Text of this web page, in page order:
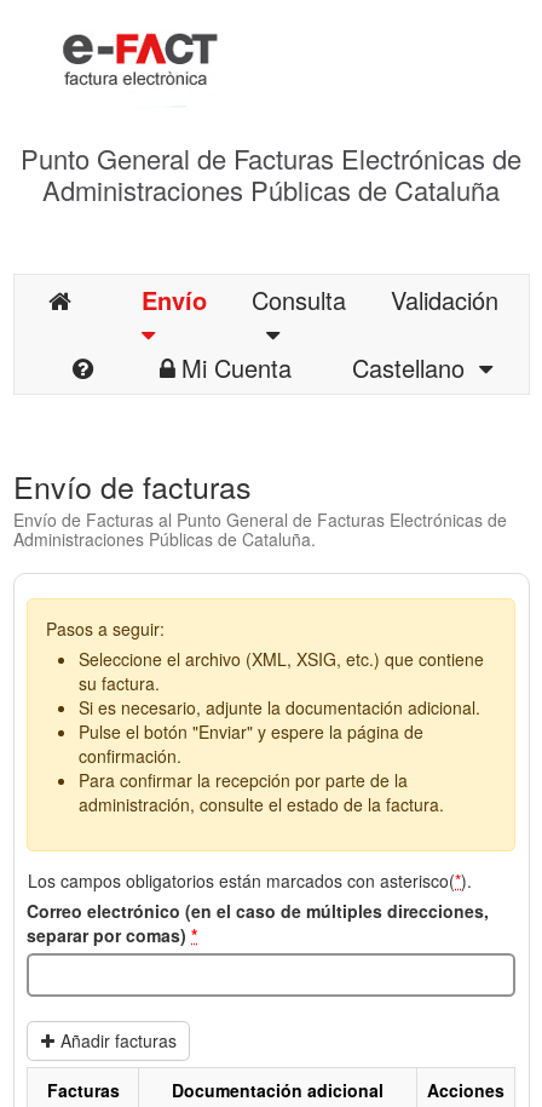
Punto General de Facturas Electrónicas de
Administraciones Públicas de Cataluña
Envío Consulta
Validación
Mi Cuenta
Castellano
Envío de facturas
Envío de Facturas al Punto General de Facturas Electrónicas de
Administraciones Públicas de Cataluña.
Pasos a seguir:
Seleccione el archivo (XML, XSIG, etc.) que contiene
su factura.
Si es necesario, adjunte la documentación adicional.
Pulse el botón "Enviar" y espere la página de
confirmación.
Para confirmar la recepción por parte de la
administración, consulte el estado de la factura.
Los campos obligatorios están marcados con asterisco(*).
Correo electrónico (en el caso de múltiples direcciones,
separar por comas) *
Añadir facturas
Facturas Documentación adicional Acciones